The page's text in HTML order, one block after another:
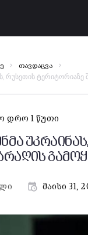
თავდაცვა
რუსეთის
დრო 1 წუთი
მაისი 31,